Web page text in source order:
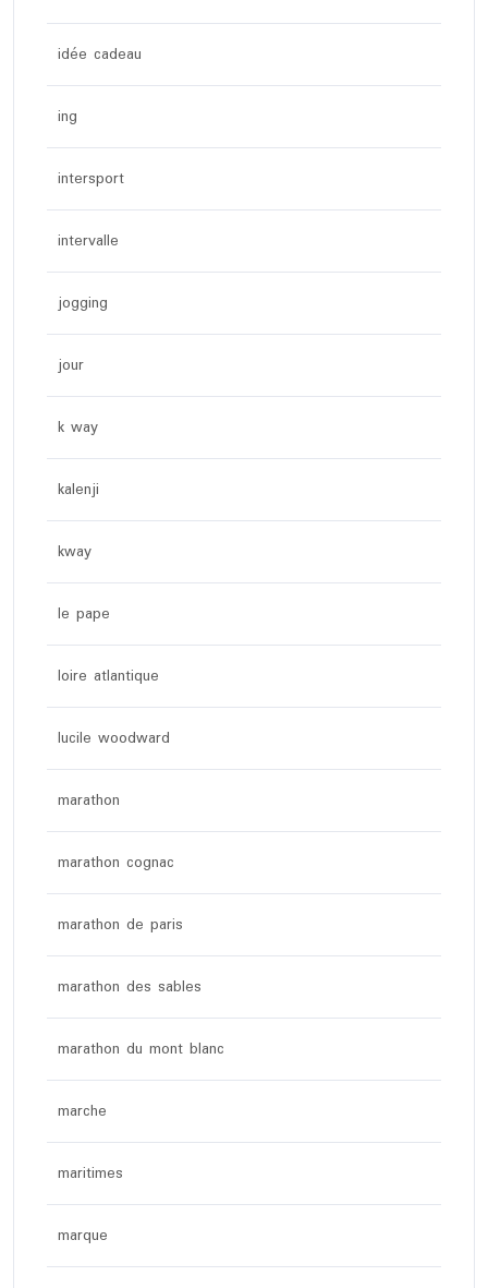
idée cadeau
ing
intersport
intervalle
jogging
jour
k way
kalenji
kway
le pape
loire atlantique
lucile woodward
marathon
marathon cognac
marathon de paris
marathon des sables
marathon du mont blanc
marche
maritimes
marque